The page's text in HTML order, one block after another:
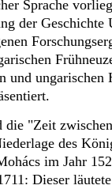
Sprache
der Geschichte
und
"Zeit
des
im Jahr
Dieser